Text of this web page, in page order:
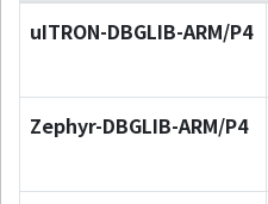
uITRON-DBGLIB-ARM/P4
Zephyr-DBGLIB-ARM/P4